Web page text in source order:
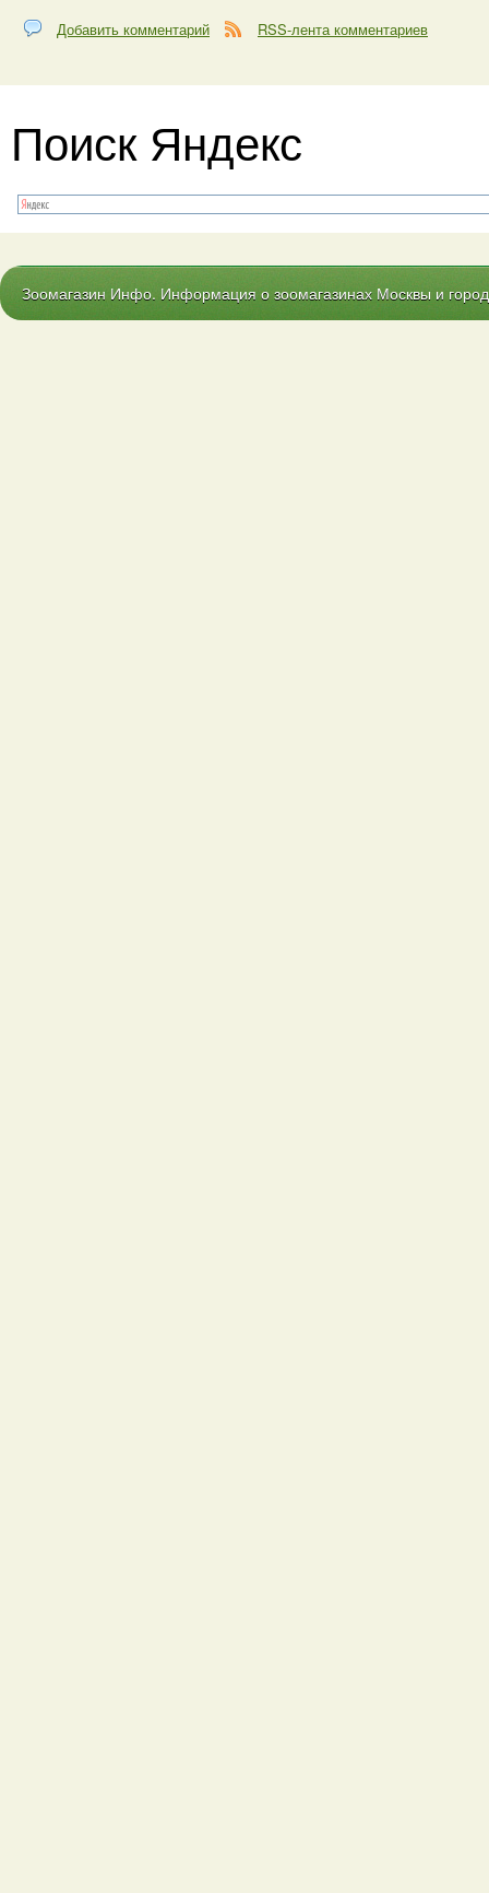
Добавить комментарий RSS-лента комментариев
Поиск Яндекс
Зоомагазин Инфо. Информация о зоомагазинах Москвы и